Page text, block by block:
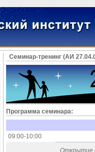
Семинар-тренинг (АИ
Программа семинара:
09:00-10:00
Открытие